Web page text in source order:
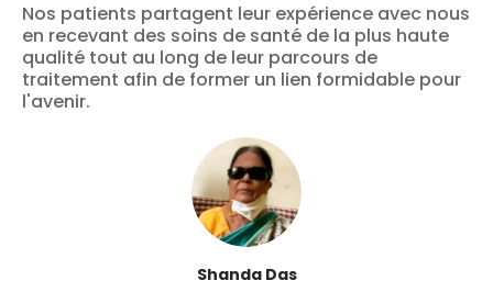
Nos patients partagent leur expérience avec nous
en recevant des soins de santé de la plus haute
qualité tout au long de leur parcours de
traitement afin de former un lien formidable pour
l'avenir.
Shanda Das